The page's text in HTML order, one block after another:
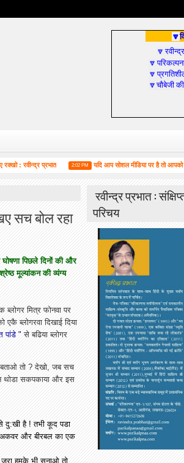
🔽
🔽
🔽
🔽
🔽चौबेजी
प्रभात 2:02 PM यदि आप सोशल मीडिया पर है तो आपको यह जरूर
सच बोल रहा
पिछले दिनों की और
मूल्यांकन की व्यंग्य
मित्र फोनवा पर
ब्लोगरवा दिखाई दिया
पांडे "से बढिया ब्लोगर
बताओ तो ? देखो, जब सच
थोडा सकपकाया और इस
दु:खी है ! तभी कूद पडा
अकवर और बीरबल का एक
हमके भी सुनाओ तो
रवीन्द्र प्रभात :
परिचय